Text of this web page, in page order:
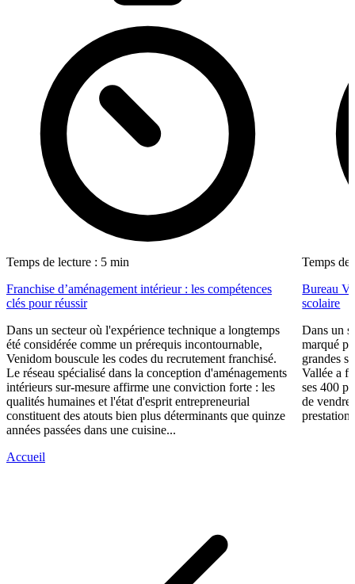
Temps de lecture : 5 min
Franchise d’aménagement intérieur : les compétences
clés pour réussir
Dans un secteur où l'expérience technique a longtemps
été considérée comme un prérequis incontournable,
Venidom bouscule les codes du recrutement franchisé.
Le réseau spécialisé dans la conception d'aménagements
intérieurs sur-mesure affirme une conviction forte : les
qualités humaines et l'état d'esprit entrepreneurial
constituent des atouts bien plus déterminants que quinze
années passées dans une cuisine...
Temps de
Bureau
scolaire
Dans un
marqué
grandes
Vallée a
ses 400
de vendre
Accueil